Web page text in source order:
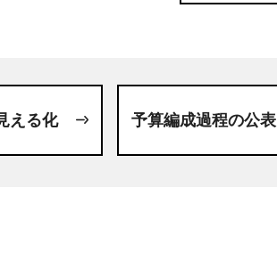
える化 予算編成過程の公表